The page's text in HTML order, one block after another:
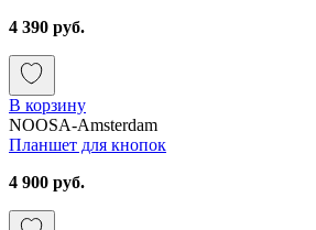
4 390 руб.
В корзину
NOOSA-Amsterdam
Планшет для кнопок
4 900 руб.